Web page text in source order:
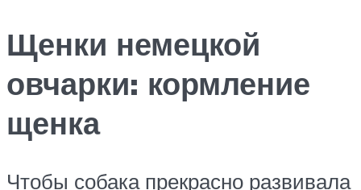
Щенки немецкой
овчарки: кормление
щенка
Чтобы собака прекрасно развивала